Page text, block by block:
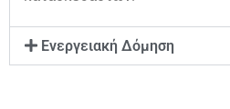
Ενεργειακή Δόμηση